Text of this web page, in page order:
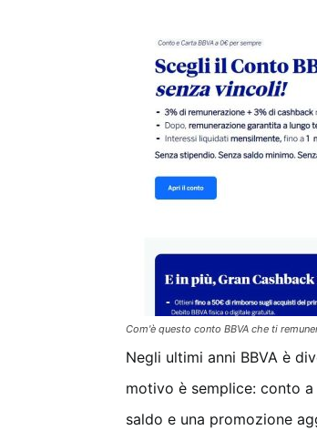
Com'è questo conto BBVA che ti
Negli ultimi anni BBVA è
motivo è semplice: conto
saldo e una promozione